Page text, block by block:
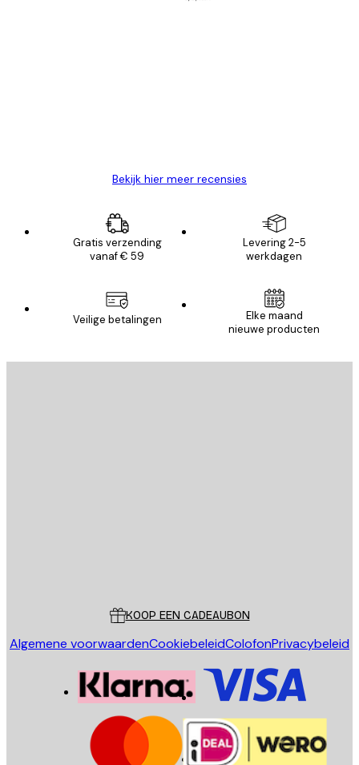
Bekijk hier meer recensies
Gratis verzending
vanaf € 59
Levering 2-5
werkdagen
Veilige betalingen
Elke maand
nieuwe producten
KOOP EEN CADEAUBON
Algemene voorwaardenCookiebeleidColofonPrivacybeleid